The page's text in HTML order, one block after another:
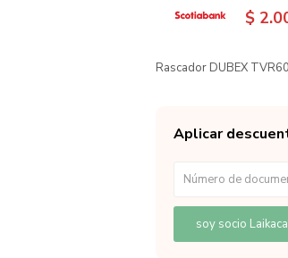
$
Rascador DUBEX
Aplicar
soy socio